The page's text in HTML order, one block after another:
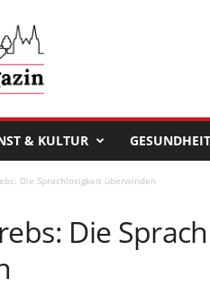
& KULTUR GESUNDHEIT
Die Sprachlosigkeit überwinden
Die